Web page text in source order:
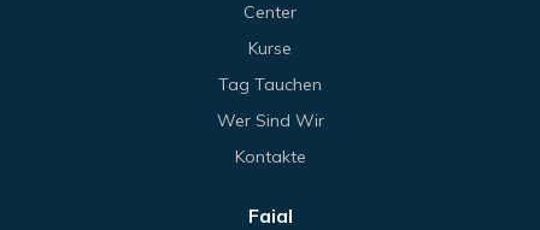
Center
Kurse
Tag Tauchen
Wer Sind Wir
Kontakte
Faial